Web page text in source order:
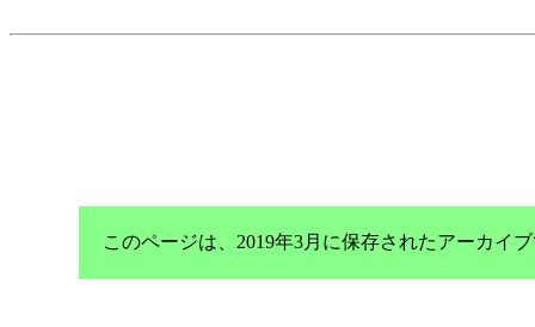
このページは、2019年3月に保存されたアーカイ